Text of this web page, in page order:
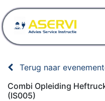
Terug naar
Combi Opleiding
(IS005)